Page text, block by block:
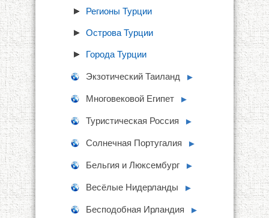
Регионы Турции
Острова Турции
Города Турции
Экзотический Таиланд ►
Многовековой Египет ►
Туристическая Россия ►
Солнечная Португалия ►
Бельгия и Люксембург ►
Весёлые Нидерланды ►
Бесподобная Ирландия ►